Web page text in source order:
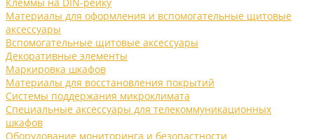
Материалы для оформления и вспомогательные щитовые
аксессуары
Вспомогательные щитовые аксессуары
Декоративные элементы
Маркировка шкафов
Материалы для восстановления покрытий
Системы поддержания микроклимата
Специальные аксессуары для телекоммуникационных
шкафов
Оборудование мониторинга и безопастности